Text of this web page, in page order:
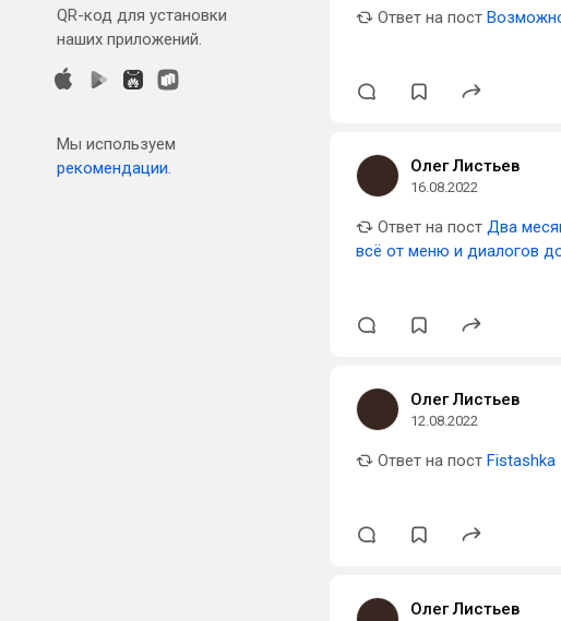
QR-код для установки
наших приложений.
Мы используем
рекомендации.
Ответ на пост
Олег Листьев
16.08.2022
Ответ на пост Два
всё от меню и диалогов
Олег Листьев
12.08.2022
Ответ на пост Fistashka
Олег Листьев